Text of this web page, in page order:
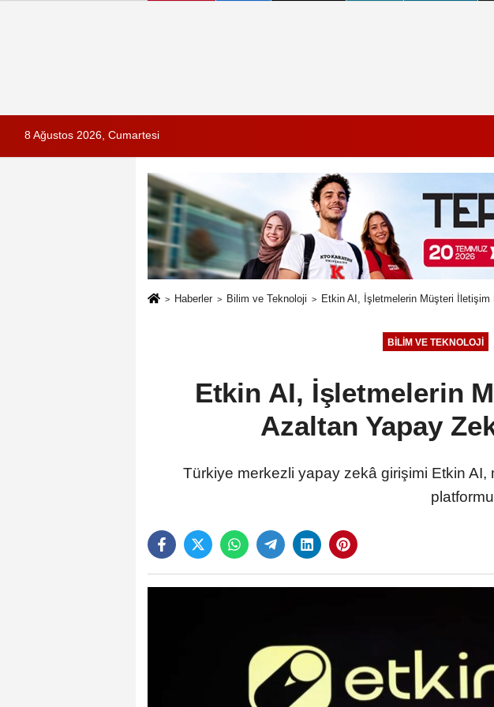
8 Ağustos 2026, Cumartesi
Haberler Bilim ve Teknoloji Etkin AI, İşletmelerin Müşteri
BILIM VE TEKNOLOJI
Etkin AI, İşletmelerin
Azaltan Yapay
Türkiye merkezli yapay zekâ girişimi Etkin